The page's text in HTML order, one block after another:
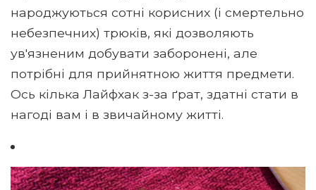
народжуються сотні корисних (і смертельно
небезпечних) трюків, які дозволяють
ув'язненим добувати заборонені, але
потрібні для прийнятною життя предмети.
Ось кілька Лайфхак з-за ґрат, здатні стати в
нагоді вам і в звичайному житті.